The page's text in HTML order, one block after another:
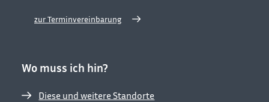
zur Terminvereinbarung
Wo muss ich hin?
Diese und weitere Standorte